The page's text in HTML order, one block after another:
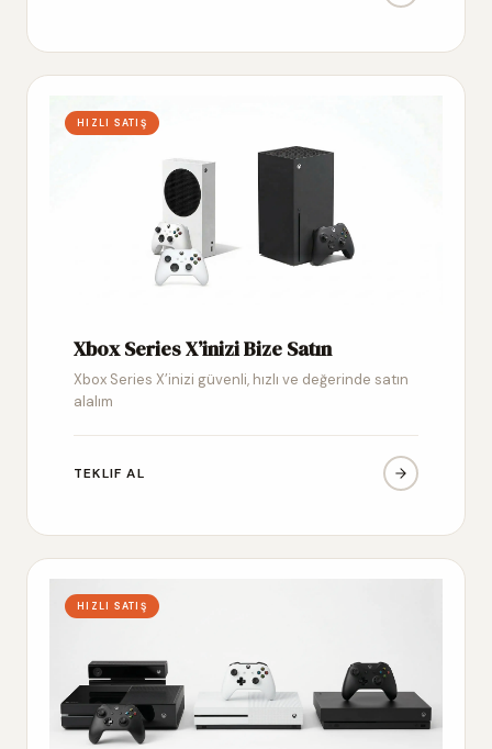
HIZLI SATIŞ
Xbox Series X’inizi Bize Satın
Xbox Series X’inizi güvenli, hızlı ve değerinde satın
alalım
TEKLIF AL
HIZLI SATIŞ